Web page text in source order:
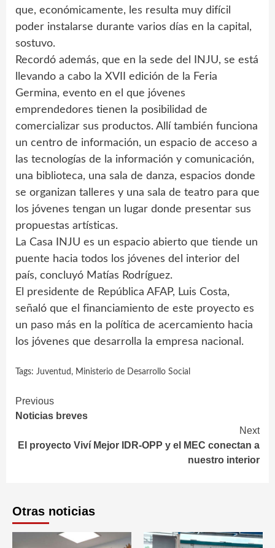
que, económicamente, les resulta muy difícil
poder instalarse durante varios días en la capital,
sostuvo.
Recordó además, que en la sede del INJU, se está
llevando a cabo la XVII edición de la Feria
Germina, evento en el que jóvenes
emprendedores tienen la posibilidad de
comercializar sus productos. Allí también funciona
un centro de información, un espacio de acceso a
las tecnologías de la información y comunicación,
una biblioteca, una sala de danza, espacios donde
se organizan talleres y una sala de teatro para que
los jóvenes tengan un lugar donde presentar sus
propuestas artísticas.
La Casa INJU es un espacio abierto que tiende un
puente hacia todos los jóvenes del interior del
país, concluyó Matías Rodríguez.
El presidente de República AFAP, Luis Costa,
señaló que el financiamiento de este proyecto es
un paso más en la política de acercamiento hacia
los jóvenes que desarrolla la empresa nacional.
Tags: Juventud , Ministerio de Desarrollo Social
Continue
Reading
Previous
Noticias breves
Next
El proyecto Viví Mejor IDR-OPP y el MEC conectan a
nuestro interior
Otras noticias